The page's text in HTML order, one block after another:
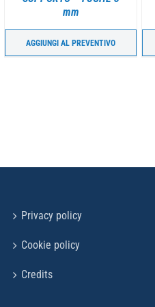
mm
AGGIUNGI AL PREVENTIVO
Privacy policy
Cookie policy
Credits